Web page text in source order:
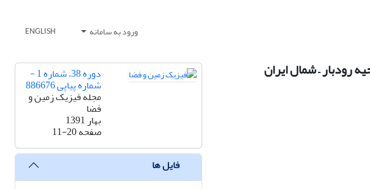
ورود به سامانه ENGLISH
– شمال ایران دوره 38، شماره 1 -
شماره پیاپی 886676
مجله فیزیک زمین و
فضا
بهار 1391
صفحه11-20
فایل ها